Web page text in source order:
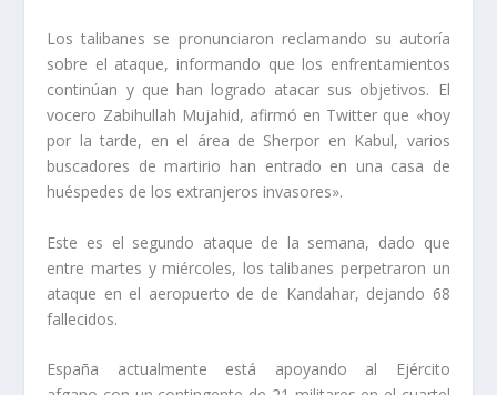
Los talibanes se pronunciaron reclamando su autoría
sobre el ataque, informando que los enfrentamientos
continúan y que han logrado atacar sus objetivos. El
vocero Zabihullah Mujahid, afirmó en Twitter que «hoy
por la tarde, en el área de Sherpor en Kabul, varios
buscadores de martirio han entrado en una casa de
huéspedes de los extranjeros invasores».
Este es el segundo ataque de la semana, dado que
entre martes y miércoles, los talibanes perpetraron un
ataque en el aeropuerto de de Kandahar, dejando 68
fallecidos.
España actualmente está apoyando al Ejército